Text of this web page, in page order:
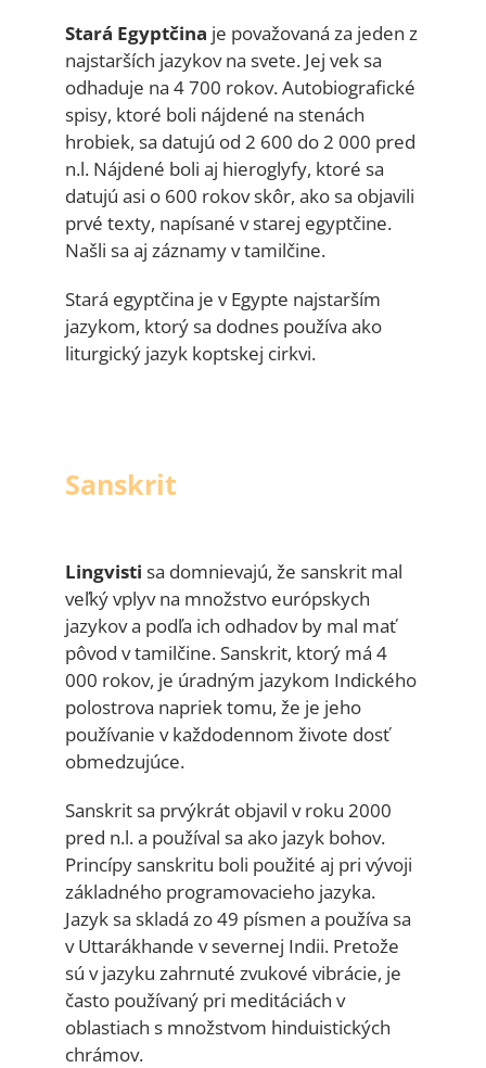
Stará Egyptčina je považovaná za jeden z
najstarších jazykov na svete. Jej vek sa
odhaduje na 4 700 rokov. Autobiografické
spisy, ktoré boli nájdené na stenách
hrobiek, sa datujú od 2 600 do 2 000 pred
n.l. Nájdené boli aj hieroglyfy, ktoré sa
datujú asi o 600 rokov skôr, ako sa objavili
prvé texty, napísané v starej egyptčine.
Našli sa aj záznamy v tamilčine.
Stará egyptčina je v Egypte najstarším
jazykom, ktorý sa dodnes používa ako
liturgický jazyk koptskej cirkvi.
Sanskrit
Lingvisti sa domnievajú, že sanskrit mal
veľký vplyv na množstvo európskych
jazykov a podľa ich odhadov by mal mať
pôvod v tamilčine. Sanskrit, ktorý má 4
000 rokov, je úradným jazykom Indického
polostrova napriek tomu, že je jeho
používanie v každodennom živote dosť
obmedzujúce.
Sanskrit sa prvýkrát objavil v roku 2000
pred n.l. a používal sa ako jazyk bohov.
Princípy sanskritu boli použité aj pri vývoji
základného programovacieho jazyka.
Jazyk sa skladá zo 49 písmen a používa sa
v Uttarákhande v severnej Indii. Pretože
sú v jazyku zahrnuté zvukové vibrácie, je
často používaný pri meditáciách v
oblastiach s množstvom hinduistických
chrámov.